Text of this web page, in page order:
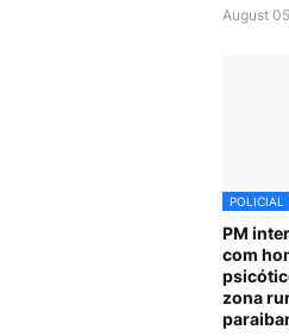
August
POLICIAL
PM
com
zona